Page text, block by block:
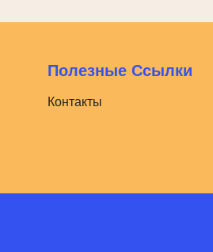
Полезные Ссылки
Контакты